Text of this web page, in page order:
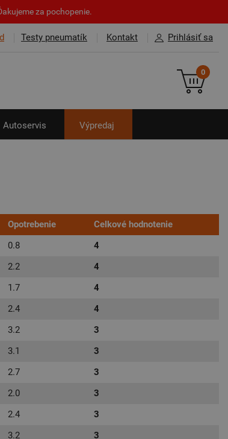
za pochopenie.
Testy pneumatík Kontakt Prihlásiť sa
0
Autoservis Výpredaj
Opotrebenie
Celkové hodnotenie
0.8
4
2.2
4
1.7
4
2.4
4
3.2
3
3.1
3
2.7
3
2.0
3
2.4
3
3.2
3